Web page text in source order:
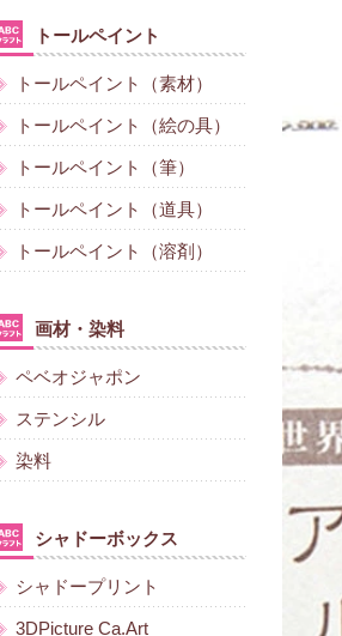
トールペイント
トールペイント（素材）
トールペイント（絵の具）
トールペイント（筆）
トールペイント（道具）
トールペイント（溶剤）
画材・染料
ペベオジャポン
ステンシル
染料
シャドーボックス
シャドープリント
3DPicture Ca.Art